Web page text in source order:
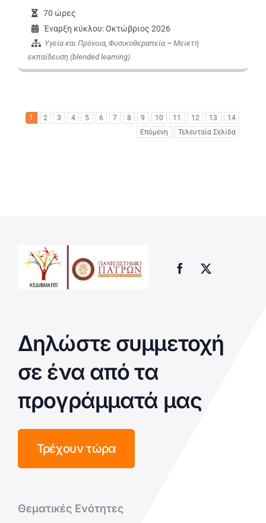
70 ώρες
Έναρξη κύκλου: Οκτώβριος 2026
Υγεία και Πρόνοια ,Φυσικοθεραπεία –Μεικτή
εκπαίδευση (blended learning)
1 2 3 4 5 6 7 8 9 10 11 12 13
14
Επόμενη
Τελευταία Σελίδα
Δηλώστε συμμετοχή
σε ένα από τα
προγράμματά μας
Τρέχουν τώρα
Θεματικές Ενότητες